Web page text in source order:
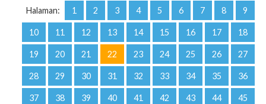
Halaman: 1 2 3 4 5 6 7 8 9
10 11 12 13 14 15 16 17 18
19 20 21 22 23 24 25 26 27
28 29 30 31 32 33 34 35 36
37 38 39 40 41 42 43 44 45